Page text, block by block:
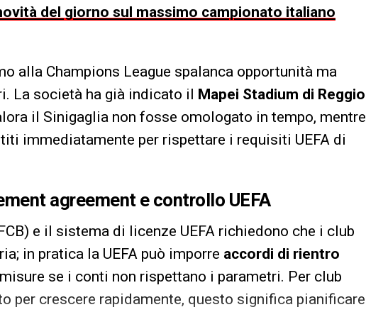
del giorno sul massimo campionato italiano
alla Champions League spalanca opportunità ma
La società ha già indicato il Mapei Stadium di Reggio
il Sinigaglia non fosse omologato in tempo, mentre
immediatamente per rispettare i requisiti UEFA di
agreement e controllo UEFA
e il sistema di licenze UEFA richiedono che i club
in pratica la UEFA può imporre accordi di rientro
se i conti non rispettano i parametri. Per club
per crescere rapidamente, questo significa pianificare